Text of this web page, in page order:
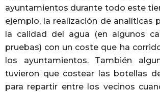
ayuntamientos durante todo este
ejemplo, la realización de analíticas
la calidad del agua (en algunos
pruebas) con un coste que ha
los ayuntamientos. También
tuvieron que costear las botellas
para repartir entre los vecinos